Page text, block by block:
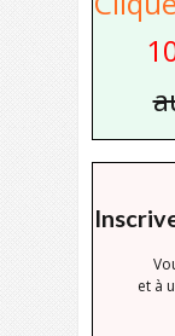
et à